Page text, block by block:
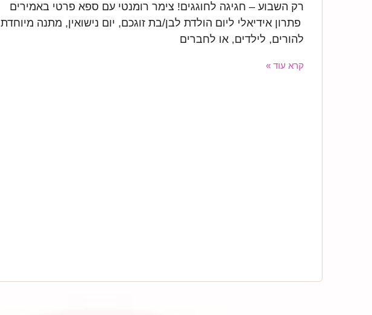
רק השבוע – חגיגה לחוגגים! צימר רומנטי עם ספא פרטי באמירים
פתרון אידיאלי ליום הולדת לבן/בת זוגכם, יום נישואין, מתנה מיוחדת
להורים, לילדים, או לחברים
קרא עוד »